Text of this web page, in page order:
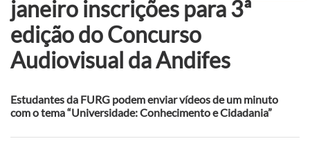
janeiro inscrições para 3ª
edição do Concurso
Audiovisual da Andifes
Estudantes da FURG podem enviar vídeos de um minuto
com o tema “Universidade: Conhecimento e Cidadania”